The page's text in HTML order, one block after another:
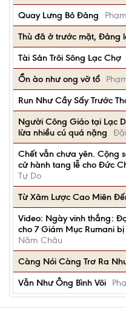
Quay Lưng Bỏ Đảng
Thù đã ở trước mặt, Đảng
Tài Sản Trôi Sông Lạc Chợ
Ồn ào như ong vỡ tổ
Run Như Cầy Sấy Trước
Người Công Giáo tại Lạc
lừa nhiều cú quá nặng
Chết vẫn chưa yên. Cộng
cử hành tang lễ cho Đức
Tự Do
Từ Xâm Lược Cao Miên
Video: Ngày vinh thắng:
cho 7 Giám Mục Rumani
Năm Châu
Càng Nói Càng Trơ Ra
Vẫn Như Ông Bình Vôi